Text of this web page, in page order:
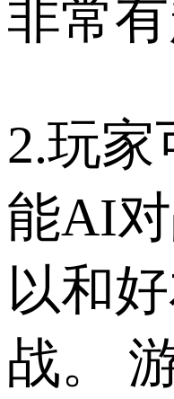
非常
2.玩家
能AI
以和
战。